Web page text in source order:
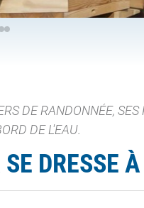
DE RANDONNÉE,
DE L'EAU.
DRESSE